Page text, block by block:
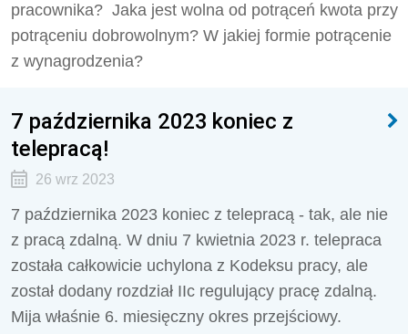
pracownika? Jaka jest wolna od potrąceń kwota przy
potrąceniu dobrowolnym? W jakiej formie potrącenie
z wynagrodzenia?
7 października 2023 koniec z
telepracą!
26 wrz 2023
7 października 2023 koniec z telepracą - tak, ale nie
z pracą zdalną. W dniu 7 kwietnia 2023 r. telepraca
została całkowicie uchylona z Kodeksu pracy, ale
został dodany rozdział IIc regulujący pracę zdalną.
Mija właśnie 6. miesięczny okres przejściowy.